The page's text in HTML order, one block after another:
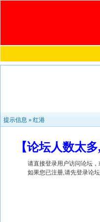
提示信息 » 红港
【论坛人数太
请直接登录用户访问论坛，
如果您已注册,请先登录论